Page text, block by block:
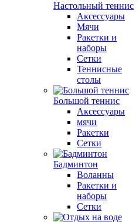
Настольный теннис
Аксессуары
Мячи
Ракетки и
наборы
Сетки
Теннисные
столы
Большой теннис
Аксессуары
мячи
Ракетки
Сетки
Бадминтон
Воланны
Ракетки и
наборы
Сетки